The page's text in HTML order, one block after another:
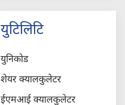
युटिलिटि
युनिकोड
शेयर क्यालकुलेटर
ईएमआई क्यालकुलेटर